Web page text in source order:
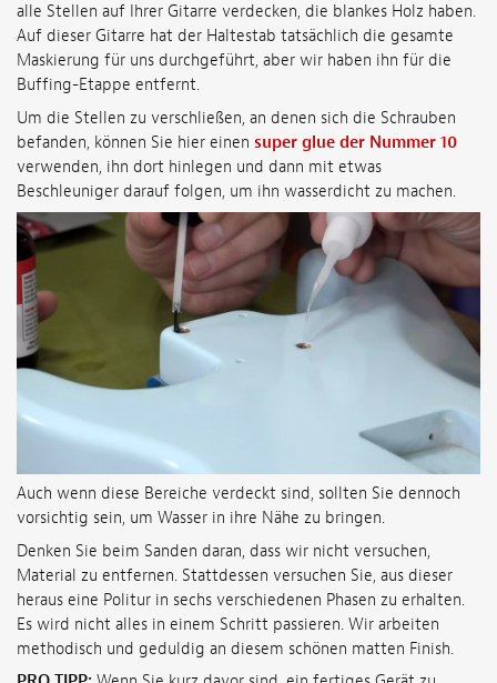
alle Stellen auf Ihrer Gitarre verdecken, die blankes Holz haben.
Auf dieser Gitarre hat der Haltestab tatsächlich die gesamte
Maskierung für uns durchgeführt, aber wir haben ihn für die
Buffing-Etappe entfernt.
Um die Stellen zu verschließen, an denen sich die Schrauben
befanden, können Sie hier einen super glue der Nummer 10
verwenden, ihn dort hinlegen und dann mit etwas
Beschleuniger darauf folgen, um ihn wasserdicht zu machen.
Auch wenn diese Bereiche verdeckt sind, sollten Sie dennoch
vorsichtig sein, um Wasser in ihre Nähe zu bringen.
Denken Sie beim Sanden daran, dass wir nicht versuchen,
Material zu entfernen. Stattdessen versuchen Sie, aus dieser
heraus eine Politur in sechs verschiedenen Phasen zu erhalten.
Es wird nicht alles in einem Schritt passieren. Wir arbeiten
methodisch und geduldig an diesem schönen matten Finish.